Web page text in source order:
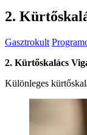
2.
Gasztrokult
2. Kürtőskalács
Különleges